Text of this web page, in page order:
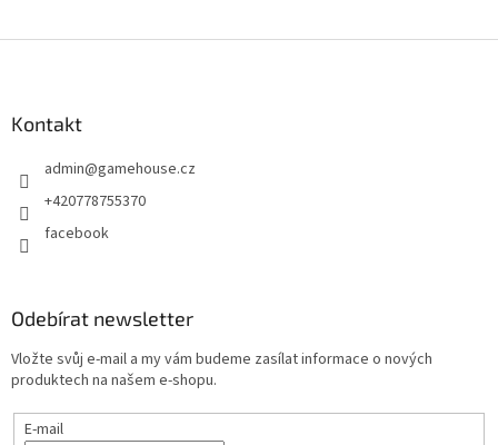
Kontakt
admin@gamehouse.cz
+420778755370
facebook
Odebírat newsletter
Vložte svůj e-mail a my vám budeme zasílat informace o nových
produktech na našem e-shopu.
E-mail